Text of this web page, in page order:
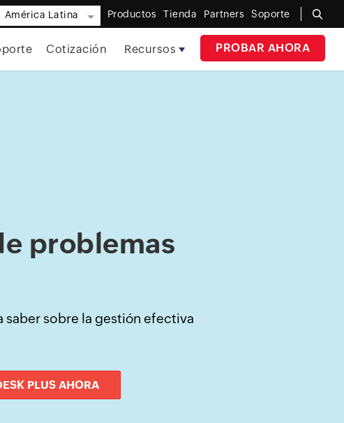
América Latina Productos Tienda Partners Soporte
PROBAR AHORA
Cotización Recursos
problemas
saber sobre la gestión efectiva
PLUS AHORA